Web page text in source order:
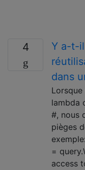
4
Y a-t-
dans
lambda
#, nous
pièges
=
access